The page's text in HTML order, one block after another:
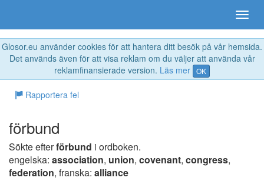
Glosor.eu använder cookies för att hantera ditt besök på vår hemsida.
Det används även för att visa reklam om du väljer att använda vår
reklamfinansierade version. Läs mer OK
Rapportera fel
förbund
Sökte efterförbund i ordboken.
engelska: association, union, covenant, congress,
federation, franska: alliance